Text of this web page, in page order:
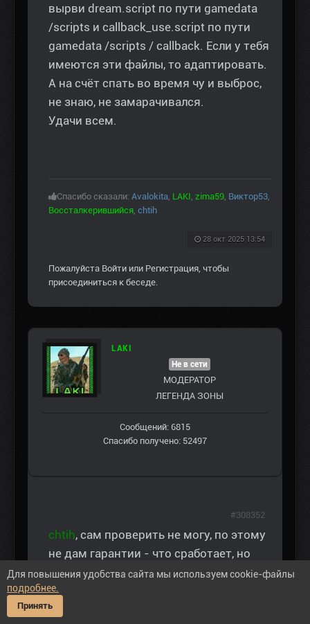
вырви dream.script по пути gamedata
/scripts и callback_use.script по пути
gamedata /scripts / callback. Если у тебя
имеются эти файлы, то адаптировать.
А на счёт спать во время чу и выброс,
не знаю, не замарачивался.
Удачи всем.
Спасибо сказали: Avalokita LAKI zima59 Виктор53
Воссталкерившийся chtih
28 окт 2025 13:54
Пожалуйста Войти или Регистрация , чтобы
присоединиться к беседе.
LAKI
Не в сети
МОДЕРАТОР
ЛЕГЕНДА ЗОНЫ
Сообщений: 6815
Спасибо получено: 52497
chtih, сам проверить не могу, по этому
не дам гарантии - что сработает, но
попытаться можно...
ВНИМАНИЕ: Спойлер!
#308352
Для повышения удобства сайта мы используем cookie-файлы
подробнее.
Принять